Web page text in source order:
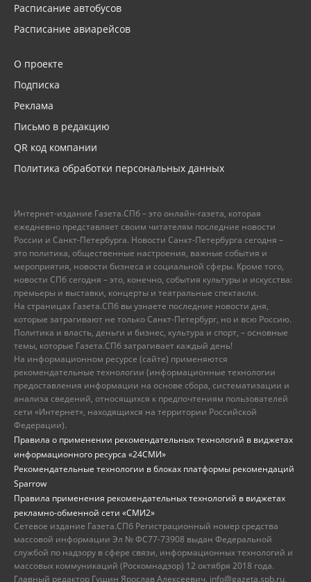
Расписание автобусов
Расписание авиарейсов
О проекте
Подписка
Реклама
Письмо в редакцию
QR код компании
Политика обработки персональных данных
Интернет-издание Газета.СПб – это онлайн-газета, которая
ежедневно представляет своим читателям последние новости
России и Санкт-Петербурга. Новости Санкт-Петербурга сегодня –
это политика, общественные настроения, важные события и
мероприятия, новости бизнеса и социальной сферы. Кроме того,
новости СПб сегодня – это, конечно, события культуры и искусства:
премьеры и выставки, концерты и театральные спектакли.
На страницах Газета.СПб вы узнаете последние новости дня,
которые затрагивают не только Санкт-Петербург, но и всю Россию.
Политика и власть, деньги и бизнес, культура и спорт, – основные
темы, которые Газета.СПб затрагивает каждый день!
На информационном ресурсе (сайте) применяются
рекомендательные технологии (информационные технологии
предоставления информации на основе сбора, систематизации и
анализа сведений, относящихся к предпочтениям пользователей
сети «Интернет», находящихся на территории Российской
Федерации).
Правила о применении рекомендательных технологий в виджетах
информационного ресурса «24СМИ»
Рекомендательные технологии в блоках платформы рекомендаций
Sparrow
Правила применения рекомендательных технологий в виджетах
рекламно-обменной сети «СМИ2»
Сетевое издание Газета.СПб Регистрационный номер средства
массовой информации Эл № ФС77-73908 выдан Федеральной
службой по надзору в сфере связи, информационных технологий и
массовых коммуникаций (Роскомнадзор) 12 октября 2018 года.
Главный редактор Гущин Ярослав Алексеевич, info@gazeta.spb.ru,